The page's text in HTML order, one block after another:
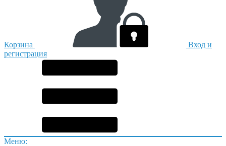
Корзина
Вход и
регистрация
Меню: